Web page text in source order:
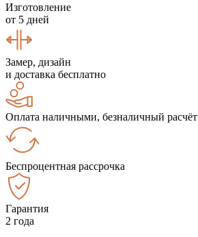
Изготовление
от 5 дней
Замер, дизайн
и доставка бесплатно
Оплата наличными, безналичный расчёт
Беспроцентная рассрочка
Гарантия
2 года